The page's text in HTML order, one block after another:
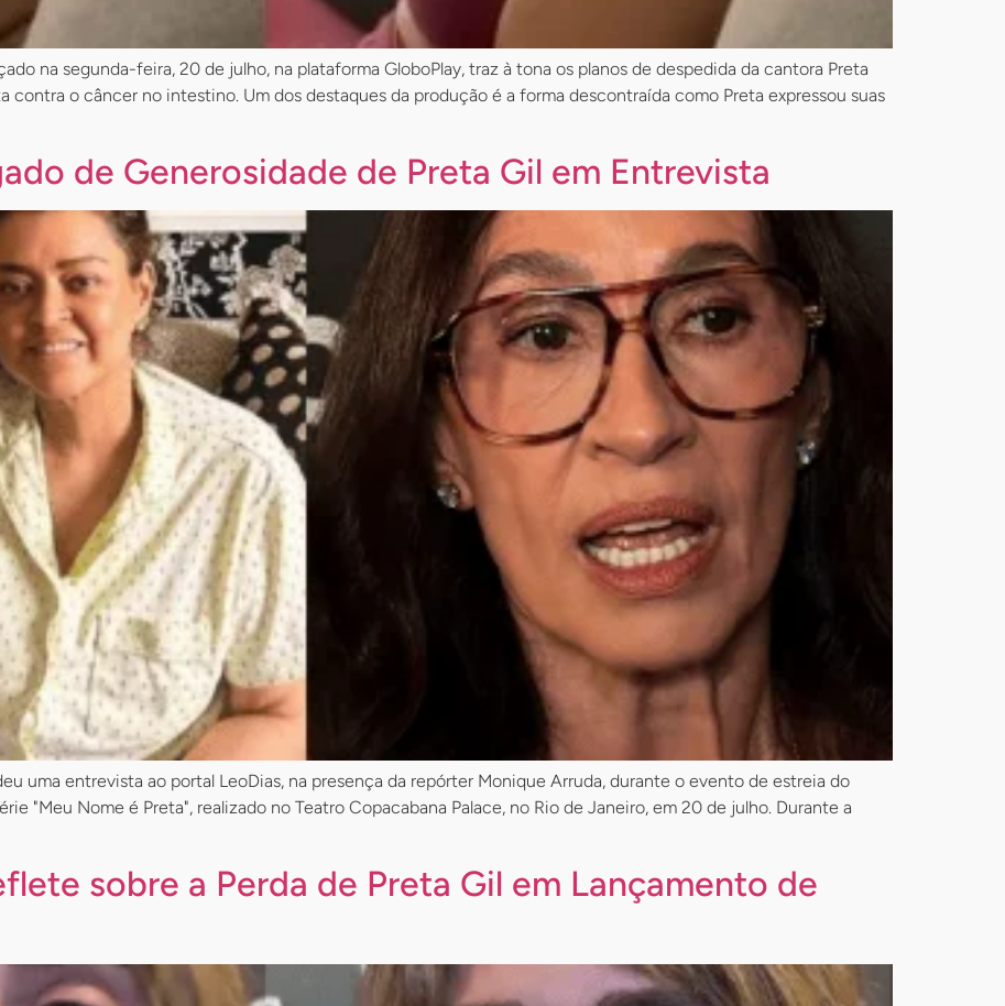
na segunda-feira, 20 de julho, na plataforma GloboPlay, traz à tona os planos de despedida da cantora Preta
contra o câncer no intestino. Um dos destaques da produção é a forma descontraída como Preta expressou suas
de Generosidade de Preta Gil em Entrevista
uma entrevista ao portal LeoDias, na presença da repórter Monique Arruda, durante o evento de estreia do
"Meu Nome é Preta", realizado no Teatro Copacabana Palace, no Rio de Janeiro, em 20 de julho. Durante a
sobre a Perda de Preta Gil em Lançamento de